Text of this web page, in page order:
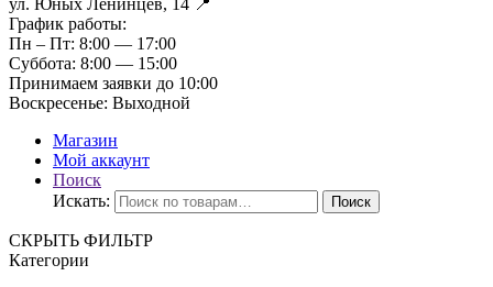
ул. Юных Ленинцев, 14 📍
График работы:
Пн – Пт: 8:00 — 17:00
Суббота: 8:00 — 15:00
Принимаем заявки до 10:00
Воскресенье: Выходной
Магазин
Мой аккаунт
Поиск
Искать:
Поиск
СКРЫТЬ ФИЛЬТР
Категории